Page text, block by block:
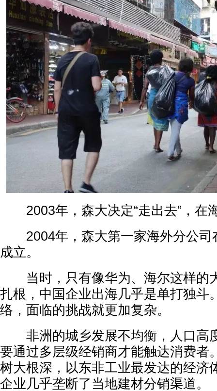
2003年，森大决定“走出去”，在
2004年，森大第一家海外分公司
成立。
当时，只有像华为、海尔这样的
扎根，中国企业出海几乎是单打独斗
络，面临的挑战就更加复杂。
非洲的城乡发展不均衡，人口高
要通过多层级经销商才能触达消费者
树大根深，以东非工业最发达的经济
企业几乎垄断了当地建材分销渠道。